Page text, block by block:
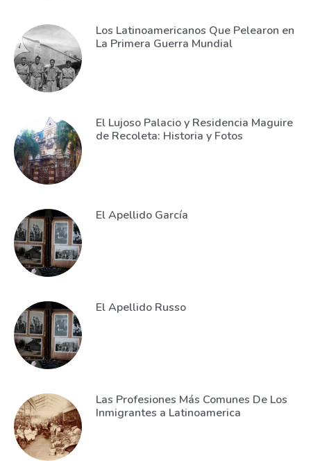
Los Latinoamericanos Que Pelearon en
La Primera Guerra Mundial
El Lujoso Palacio y Residencia Maguire
de Recoleta: Historia y Fotos
El Apellido García
El Apellido Russo
Las Profesiones Más Comunes De Los
Inmigrantes a Latinoamerica